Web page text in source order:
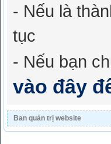
- Nếu là
tục
- Nếu bạn
vào đây
Ban quản trị website